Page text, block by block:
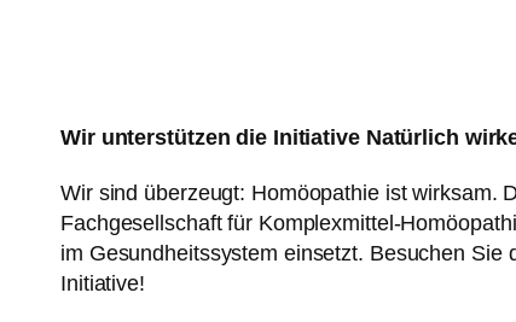
Wir unterstützen die Initiative Natürlich
Wir sind überzeugt: Homöopathie ist wirksam.
Fachgesellschaft für Komplexmittel-
im Gesundheitssystem einsetzt. Besuchen Sie
Initiative!